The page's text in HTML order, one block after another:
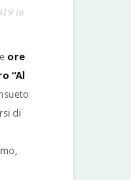
in
ore
“Al
di